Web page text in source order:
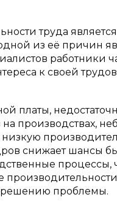
труда
из её причин
работники
к своей
платы,
производствах,
снижает шансы
процессы,
решению проблемы.